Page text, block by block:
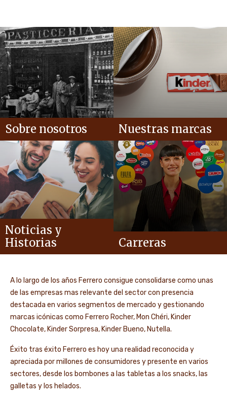
Sobre nosotros Nuestras marcas
Noticias y
Historias
Carreras
A lo largo de los años Ferrero consigue consolidarse como unas
de las empresas mas relevante del sector con presencia
destacada en varios segmentos de mercado y gestionando
marcas icónicas como Ferrero Rocher, Mon Chéri, Kinder
Chocolate, Kinder Sorpresa, Kinder Bueno, Nutella.
Éxito tras éxito Ferrero es hoy una realidad reconocida y
apreciada por millones de consumidores y presente en varios
sectores, desde los bombones a las tabletas a los snacks, las
galletas y los helados.